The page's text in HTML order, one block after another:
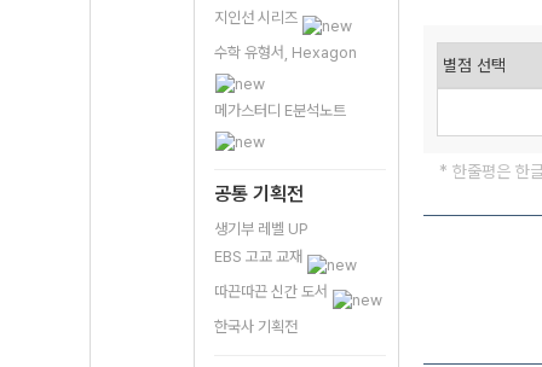
지인선 시리즈
수학 유형서, Hexagon
메가스터디 E분석노트
공통 기획전
생기부 레벨 UP
EBS 고교 교재
따끈따끈 신간 도서
한국사 기획전
* 한줄평은 한